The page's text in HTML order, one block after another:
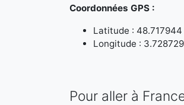
Coordonnées GPS :
Latitude : 48.717944
Longitude : 3.728729
Pour aller à